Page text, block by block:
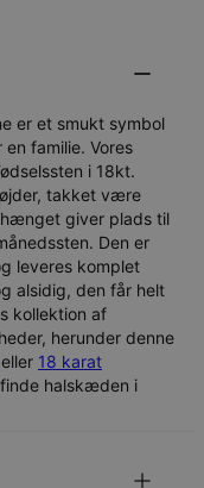
er et smukt symbol
familie. Vores
i 18kt.
takket være
giver plads til
Den er
leveres komplet
alsidig, den får helt
kollektion af
herunder denne
eller 18 karat
halskæden i